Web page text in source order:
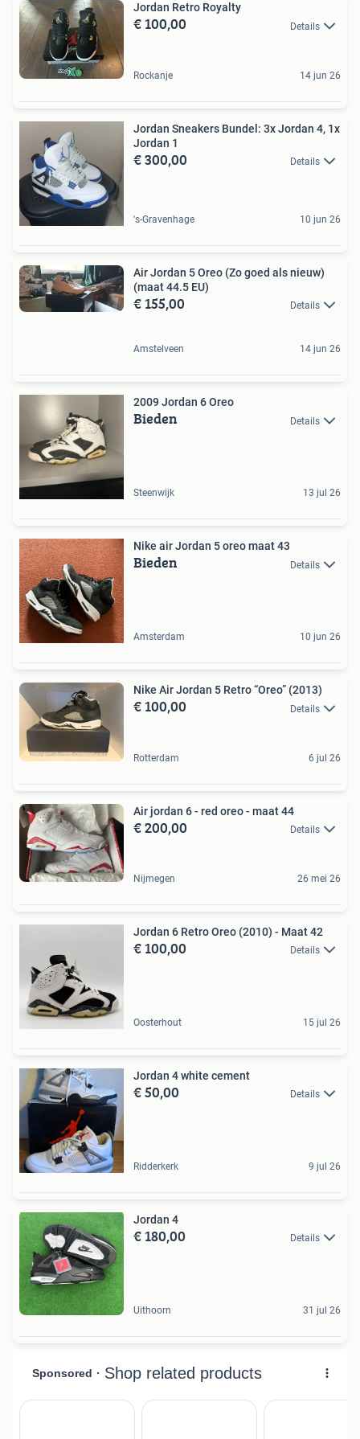
Jordan Retro Royalty
€ 100,00 Details
Rockanje 14 jun 26
Jordan Sneakers Bundel: 3x Jordan 4, 1x
Jordan 1
€ 300,00 Details
's-Gravenhage 10 jun 26
Air Jordan 5 Oreo (Zo goed als nieuw)
(maat 44.5 EU)
€ 155,00 Details
Amstelveen 14 jun 26
2009 Jordan 6 Oreo
Bieden Details
Steenwijk 13 jul 26
Nike air Jordan 5 oreo maat 43
Bieden Details
Amsterdam 10 jun 26
Nike Air Jordan 5 Retro “Oreo” (2013)
€ 100,00 Details
Rotterdam 6 jul 26
Air jordan 6 - red oreo - maat 44
€ 200,00 Details
Nijmegen 26 mei 26
Jordan 6 Retro Oreo (2010) - Maat 42
€ 100,00 Details
Oosterhout 15 jul 26
Jordan 4 white cement
€ 50,00 Details
Ridderkerk 9 jul 26
Jordan 4
€ 180,00 Details
Uithoorn 31 jul 26